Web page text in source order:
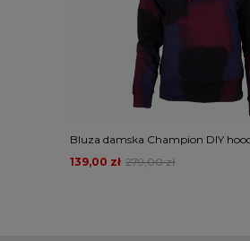
Bluza damska Champion DIY
279,00 zł
139,00 zł